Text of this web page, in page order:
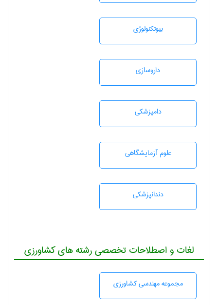
بيوتكنولوژی
داروسازی
دامپزشكی
علوم آزمايشگاهی
دندانپزشكی
لغات و اصطلاحات تخصصی رشته های کشاورزی
مجموعه مهندسی كشاورزی